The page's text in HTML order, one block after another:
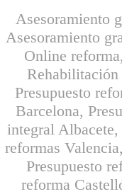
Asesoramiento
Asesoramiento
Online
Rehabilitación
Presupuesto
Barcelona,
integral
reformas
Presupuesto
reforma